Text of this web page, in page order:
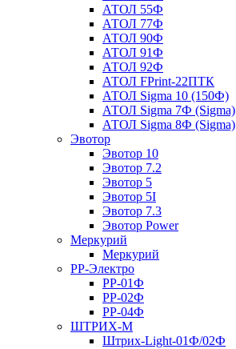
АТОЛ 55Ф
АТОЛ 77Ф
АТОЛ 90Ф
АТОЛ 91Ф
АТОЛ 92Ф
АТОЛ FPrint-22ПТК
АТОЛ Sigma 10 (150Ф)
АТОЛ Sigma 7Ф (Sigma)
АТОЛ Sigma 8Ф (Sigma)
Эвотор
Эвотор 10
Эвотор 7.2
Эвотор 5
Эвотор 5I
Эвотор 7.3
Эвотор Power
Меркурий
Меркурий
РР-Электро
РР-01Ф
РР-02Ф
РР-04Ф
ШТРИХ-М
Штрих-Light-01Ф/02Ф